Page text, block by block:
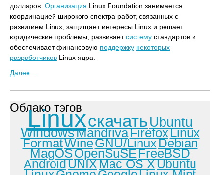
долларов. Организация Linux Foundation занимается
координацией широкого спектра работ, связанных с
развитием Linux, защищает интересы Linux и решает
юридические проблемы, развиваетсистему стандартов и
обеспечивает финансовую поддержку некоторых
разработчиков Linux ядра.
Далее...
Облако тэгов
Linuxскачать Ubuntu
WindowsMandrivaFirefoxLinux
FormatWineGNU/LinuxDebian
MagOSOpenSuSEFreeBSD
AndroidUNIXMac OS XUbuntu